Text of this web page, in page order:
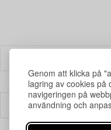
Genom att klicka på
lagring av cookies på
navigeringen på
användning och